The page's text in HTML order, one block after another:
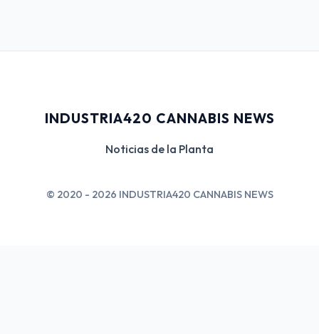
INDUSTRIA420 CANNABIS NEWS
Noticias de la Planta
© 2020 - 2026 INDUSTRIA420 CANNABIS NEWS